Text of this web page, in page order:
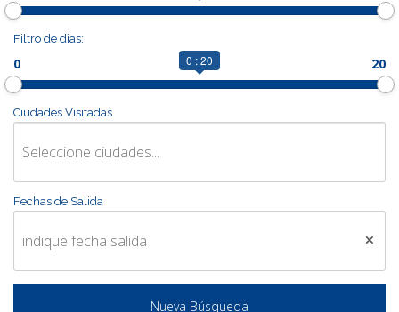
MÁS
Filtro de dias:
0 20
0 : 20
Ciudades Visitadas
Fechas de Salida